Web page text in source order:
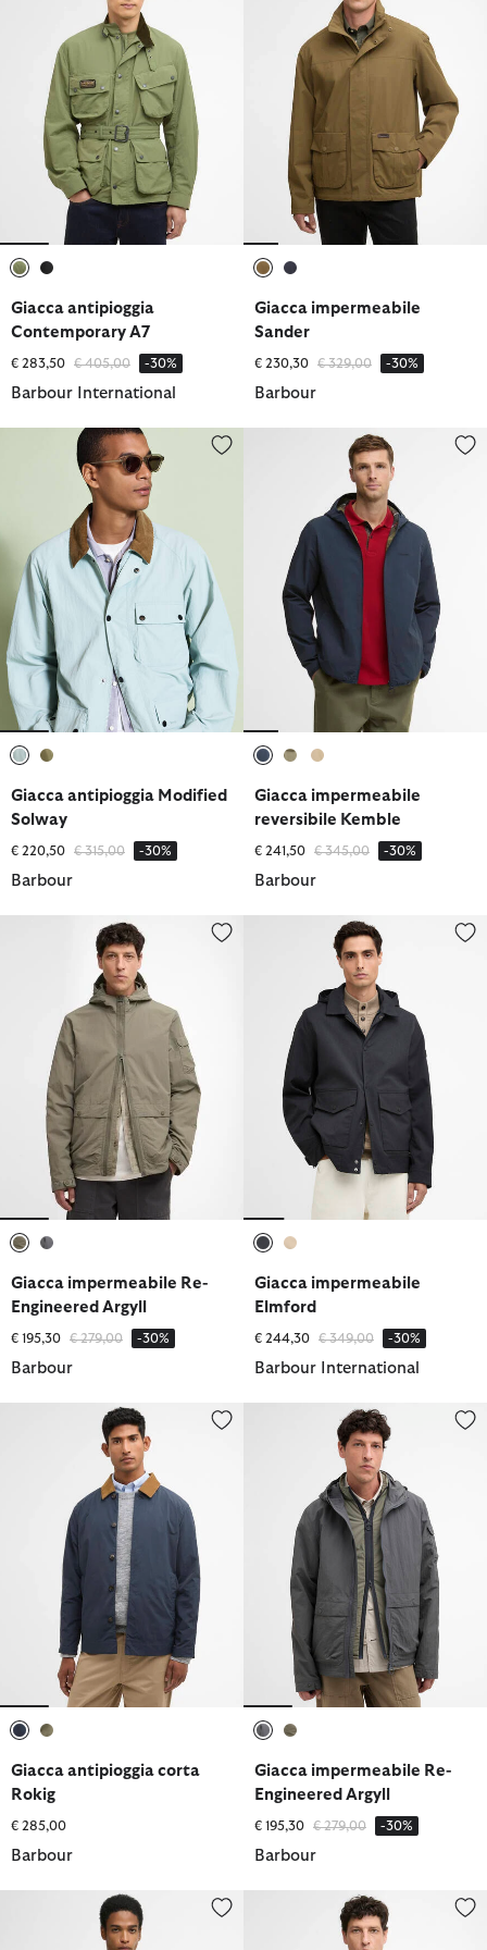
Giacca antipioggia
Contemporary A7
€ 283,50 Prezzo ridotto da
€ 405,00a -30%
Barbour International
Giacca impermeabile
Sander
€ 230,30 Prezzo ridotto da
€ 329,00a -30%
Barbour
Giacca antipioggia Modified Solway
Giacca antipioggia Modified
Solway
€ 220,50 Prezzo ridotto da
€ 315,00a -30%
Barbour
Giacca impermeabile
Giacca impermeabile
reversibile Kemble
€ 241,50 Prezzo ridotto da
€ 345,00a -30%
Barbour
Giacca impermeabile Re-Engineered Argyll
Giacca impermeabile Re-
Engineered Argyll
€ 195,30 Prezzo ridotto da
€ 279,00a -30%
Barbour
Giacca impermeabile Elmford
Giacca impermeabile
Elmford
€ 244,30 Prezzo ridotto da
€ 349,00a -30%
Barbour International
Giacca antipioggia corta Rokig
Giacca antipioggia corta
Rokig
€ 285,00
Barbour
Giacca impermeabile Re-
Giacca impermeabile Re-
Engineered Argyll
€ 195,30 Prezzo ridotto da
€ 279,00a -30%
Barbour
Giacca Mac leggera Rokig Giacca impermeabile Rokig dal